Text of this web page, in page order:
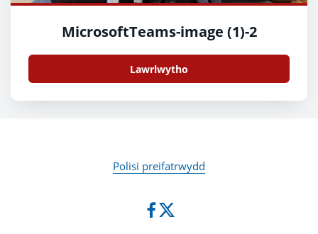
MicrosoftTeams-image (1)-2
Lawrlwytho
Polisi preifatrwydd